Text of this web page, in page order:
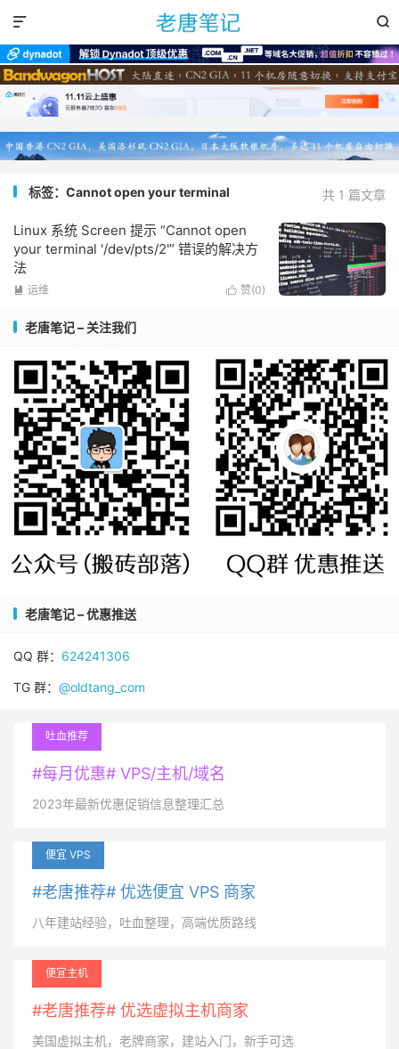


共 1 篇文章
标签：Cannot open your terminal
Linux 系统 Screen 提示 “Cannot open
your terminal '/dev/pts/2'” 错误的解决方
法
 赞(0)
 运维
老唐笔记 – 关注我们
老唐笔记 – 优惠推送
QQ 群： 624241306
TG 群： @oldtang_com
吐血推荐
#每月优惠# VPS/主机/域名
2023年最新优惠促销信息整理汇总
便宜 VPS
#老唐推荐# 优选便宜 VPS 商家
八年建站经验，吐血整理，高端优质路线
便宜主机
#老唐推荐# 优选虚拟主机商家
美国虚拟主机，老牌商家，建站入门，新手可选